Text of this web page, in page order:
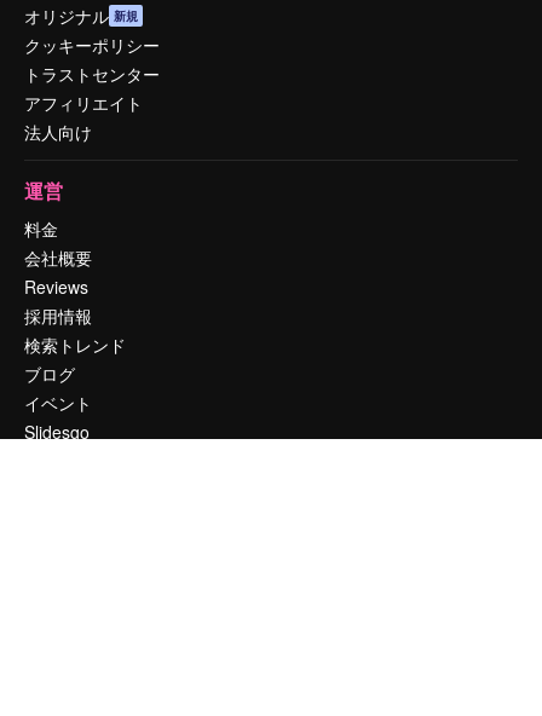
オリジナル 新規
クッキーポリシー
トラストセンター
アフィリエイト
法人向け
運営
料金
会社概要
Reviews
採用情報
検索トレンド
ブログ
イベント
Slidesgo